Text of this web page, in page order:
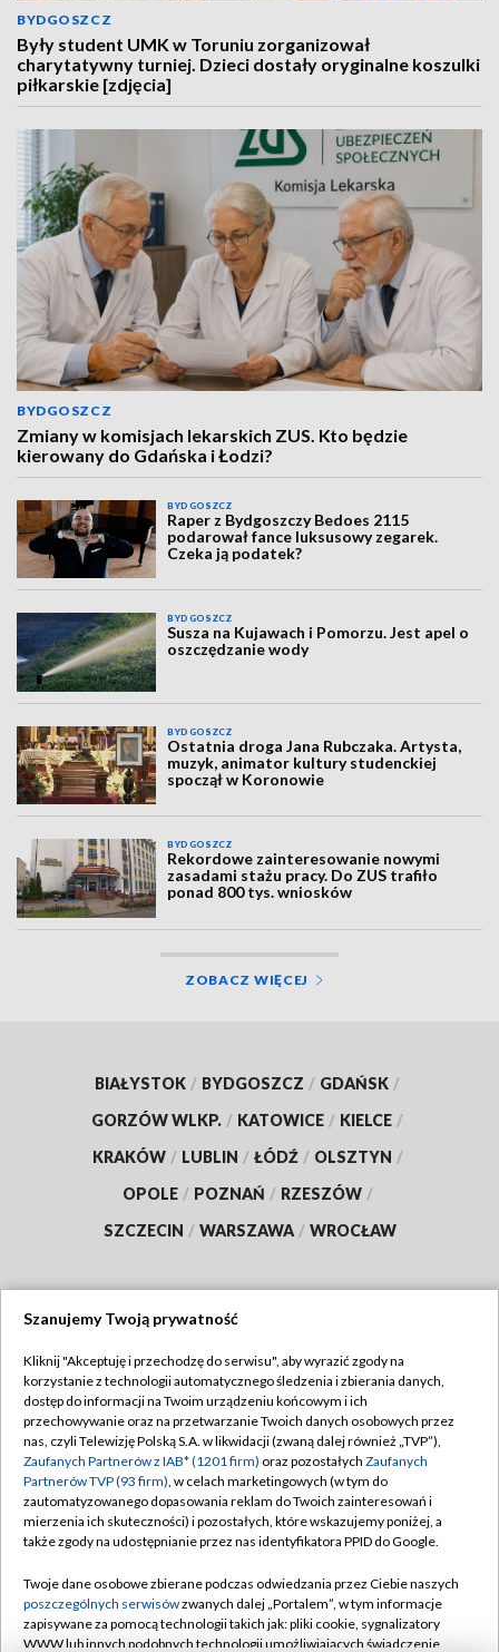
BYDGOSZCZ
Były student UMK w Toruniu zorganizował
charytatywny turniej. Dzieci dostały oryginalne koszulki
piłkarskie [zdjęcia]
BYDGOSZCZ
Zmiany w komisjach lekarskich ZUS. Kto będzie
kierowany do Gdańska i Łodzi?
BYDGOSZCZ
Raper z Bydgoszczy Bedoes 2115
podarował fance luksusowy zegarek.
Czeka ją podatek?
BYDGOSZCZ
Susza na Kujawach i Pomorzu. Jest apel o
oszczędzanie wody
BYDGOSZCZ
Ostatnia droga Jana Rubczaka. Artysta,
muzyk, animator kultury studenckiej
spoczął w Koronowie
BYDGOSZCZ
Rekordowe zainteresowanie nowymi
zasadami stażu pracy. Do ZUS trafiło
ponad 800 tys. wniosków
ZOBACZ WIĘCEJ
BIAŁYSTOK / BYDGOSZCZ / GDAŃSK /
GORZÓW WLKP. / KATOWICE / KIELCE /
KRAKÓW / LUBLIN / ŁÓDŹ / OLSZTYN /
OPOLE / POZNAŃ / RZESZÓW /
SZCZECIN / WARSZAWA / WROCŁAW
TVP
Abonament TVP
Emisja w TVP
Centrum informacji TVP
Naziemna Telewizja Cyfrowa
Rada Programowa
System NOS
Regulamin TVP
Polityka prywatności
Moje zgody
Pomoc
Kontakt
Szanujemy Twoją prywatność
Kliknij "Akceptuję i przechodzę do serwisu", aby wyrazić zgody na
korzystanie z technologii automatycznego śledzenia i zbierania danych,
dostęp do informacji na Twoim urządzeniu końcowym i ich
przechowywanie oraz na przetwarzanie Twoich danych osobowych przez
nas, czyli Telewizję Polską S.A. w likwidacji (zwaną dalej również „TVP”),
Zaufanych Partnerów z IAB* (1201 firm) oraz pozostałych Zaufanych
Partnerów TVP (93 firm), w celach marketingowych (w tym do
zautomatyzowanego dopasowania reklam do Twoich zainteresowań i
mierzenia ich skuteczności) i pozostałych, które wskazujemy poniżej, a
także zgody na udostępnianie przez nas identyfikatora PPID do Google.
Twoje dane osobowe zbierane podczas odwiedzania przez Ciebie naszych
poszczególnych serwisówzwanych dalej „Portalem”, w tym informacje
zapisywane za pomocą technologii takich jak: pliki cookie, sygnalizatory
WWW lub innych podobnych technologii umożliwiających świadczenie